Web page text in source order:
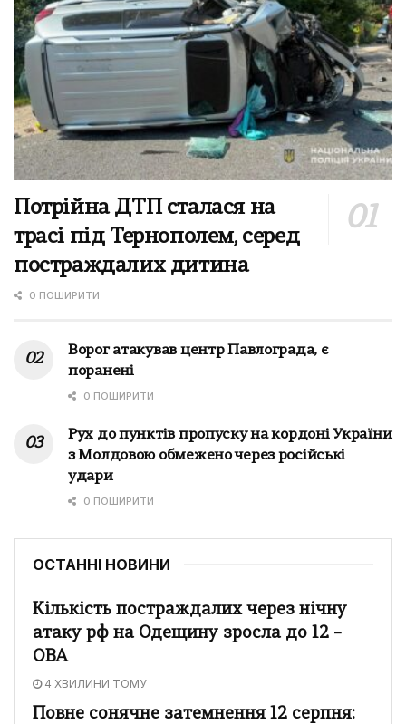
Потрійна ДТП сталася на
трасі під Тернополем, серед
постраждалих дитина
0 ПОШИРИТИ
Ворог атакував центр Павлограда, є
поранені
0 ПОШИРИТИ
Рух до пунктів пропуску на кордоні України
з Молдовою обмежено через російські
удари
0 ПОШИРИТИ
ОСТАННІ НОВИНИ
Кількість постраждалих через нічну
атаку рф на Одещину зросла до 12 –
ОВА
4 ХВИЛИНИ ТОМУ
Повне сонячне затемнення 12 серпня: